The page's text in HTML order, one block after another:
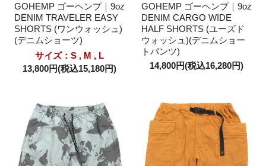
GOHEMP ゴーヘンプ｜9oz
DENIM TRAVELER EASY
SHORTS (ワンウォッシュ)
(デニムショーツ)
サイズ：S , M , L
13,800円(税込15,180円)
GOHEMP ゴーヘンプ｜9oz
DENIM CARGO WIDE
HALF SHORTS (ユーズド
ウォッシュ)(デニムショー
トパンツ)
14,800円(税込16,280円)